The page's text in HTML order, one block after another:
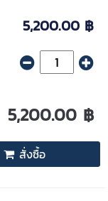
5,200.00 ฿
5,200.00 ฿
สั่งซื้อ